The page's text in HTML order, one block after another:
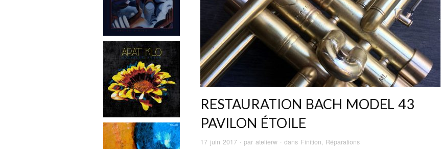
RESTAURATION BACH MODEL 43
PAVILON ÉTOILE
17 juin 2017 · par atelierw · dans Finition Réparations